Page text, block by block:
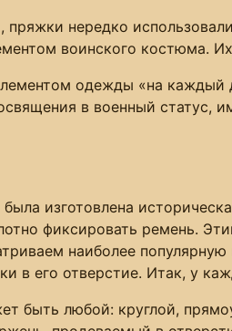
пряжки нередко
воинского костюма.
одежды «на каждый
в военный статус,
изготовлена
фиксировать ремень.
наиболее
в его отверстие. Итак, у
быть любой: круглой,